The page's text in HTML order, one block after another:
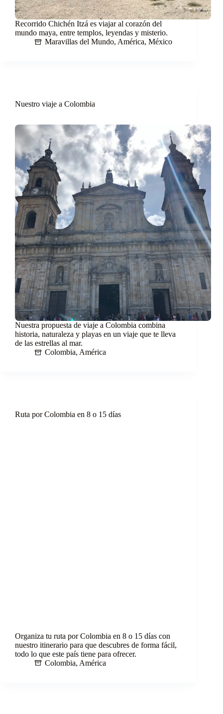
Recorrido Chichén Itzá es viajar al corazón del
mundo maya, entre templos, leyendas y misterio.
Maravillas del Mundo, América, México
Nuestro viaje a Colombia
Nuestra propuesta de viaje a Colombia combina
historia, naturaleza y playas en un viaje que te lleva
de las estrellas al mar.
Colombia, América
Ruta por Colombia en 8 o 15 días
Organiza tu ruta por Colombia en 8 o 15 días con
nuestro itinerario para que descubres de forma fácil,
todo lo que este país tiene para ofrecer.
Colombia, América